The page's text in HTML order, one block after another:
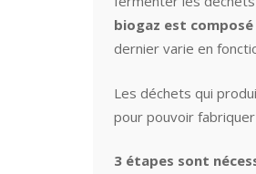
biogaz est
dernier varie en
Les déchets qui
pour pouvoir
3 étapes sont